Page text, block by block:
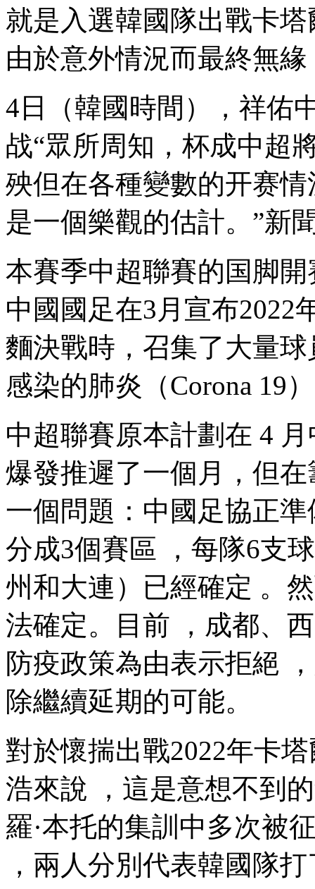
就是入選韓國隊出戰卡塔
由於意外情況而最終無緣
4日（韓國時間） ，祥佑
战“眾所周知，杯成中超
殃但在各種變數的开赛情
是一個樂觀的估計。”新
本賽季中超聯賽的国脚開
中國國足在3月宣布2022
麵決戰時，召集了大量
感染的肺炎（Corona 19）
中超聯賽原本計劃在 4 月
爆發推遲了一個月，
一個問題：中國足協正
分成3個賽區 ，每隊6支
州和大連）已經確定 
法確定。目前 ，成都
防疫政策為由表示拒絕 
除繼續延期的可能。
對於懷揣出戰2022年卡
浩來說 ，這是意想不到
羅·本托的集訓中多次被征召
，兩人分別代表韓國隊打